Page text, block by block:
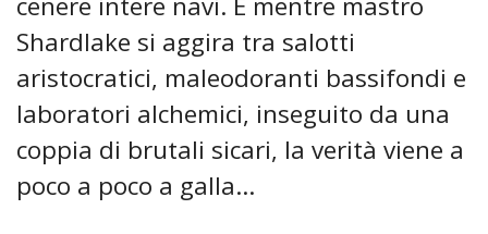
Shardlake si aggira tra salotti
aristocratici, maleodoranti bassifondi e
laboratori alchemici, inseguito da una
coppia di brutali sicari, la verità viene a
poco a poco a galla...